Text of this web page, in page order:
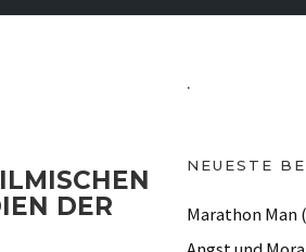
DER
.
NEUESTE
Marathon Man